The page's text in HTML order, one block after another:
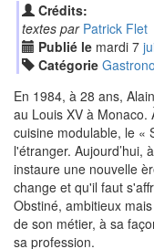
Crédits:
textes par Patrick Flet
Publié le mardi 7
Catégorie
En 1984, à 28 ans,
au Louis XV à
cuisine modulable, le «
l'étranger. Aujourd’hui,
instaure une nouvelle
change et qu'il faut
Obstiné, ambitieux
de son métier, à sa
sa profession.